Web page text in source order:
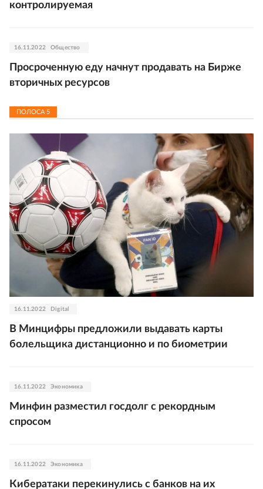
контролируемая
16.11.2022 Общество
Просроченную еду начнут продавать на Бирже
вторичных ресурсов
ПОЛОСА5
16.11.2022 Digital
В Минцифры предложили выдавать карты
болельщика дистанционно и по биометрии
16.11.2022 Экономика
Минфин разместил госдолг с рекордным
спросом
16.11.2022 Экономика
Кибератаки перекинулись с банков на их